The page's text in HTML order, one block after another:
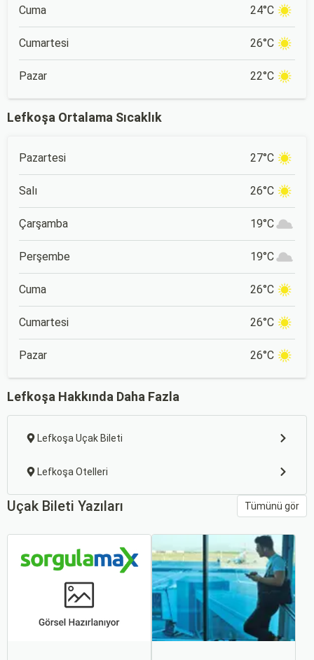
Cuma 24°C
Cumartesi 26°C
Pazar 22°C
Lefkoşa Ortalama Sıcaklık
Pazartesi 27°C
Salı 26°C
Çarşamba 19°C
Perşembe 19°C
Cuma 26°C
Cumartesi 26°C
Pazar 26°C
Lefkoşa Hakkında Daha Fazla
Lefkoşa Uçak Bileti
Lefkoşa Otelleri
Uçak Bileti Yazıları Tümünü gör